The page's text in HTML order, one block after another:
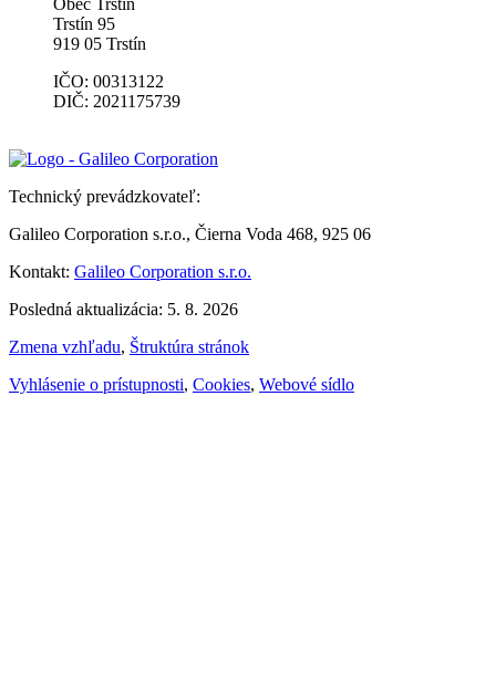
Obec Trstín
Trstín 95
919 05 Trstín
IČO: 00313122
DIČ: 2021175739
Technický prevádzkovateľ:
Galileo Corporation s.r.o., Čierna Voda 468, 925 06
Kontakt: Galileo Corporation s.r.o.
Posledná aktualizácia: 5. 8. 2026
Zmena vzhľadu, Štruktúra stránok
Vyhlásenie o prístupnosti, Cookies, Webové sídlo